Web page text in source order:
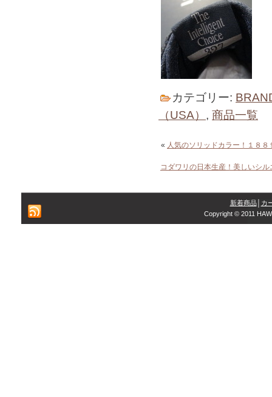
カテゴリー:
（USA） , 商品一覧
« 人気のソリッドカラー！１８
コダワリの日本生産！美しいシ
新着商品│
カ
Copyright © 2011